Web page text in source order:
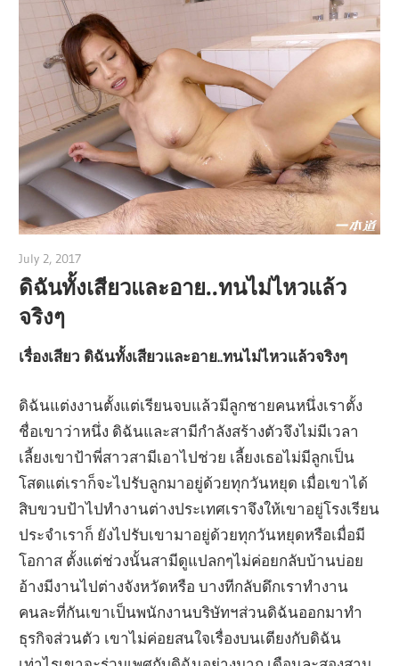
July 2, 2017
ดิฉันทั้งเสียวและอาย..ทนไม่ไหวแล้ว
จริงๆ
เรื่องเสียว ดิฉันทั้งเสียวและอาย..ทนไม่ไหวแล้วจริงๆ
ดิฉันแต่งงานตั้งแต่เรียนจบแล้วมีลูกชายคนหนึ่งเราตั้ง
ชื่อเขาว่าหนึ่ง ดิฉันและสามีกำลังสร้างตัวจึงไม่มีเวลา
เลี้ยงเขาป้าพี่สาวสามีเอาไปช่วย เลี้ยงเธอไม่มีลูกเป็น
โสดแต่เราก็จะไปรับลูกมาอยู่ด้วยทุกวันหยุด เมื่อเขาได้
สิบขวบป้าไปทำงานต่างประเทศเราจึงให้เขาอยู่โรงเรียน
ประจำเราก็ ยังไปรับเขามาอยู่ด้วยทุกวันหยุดหรือเมื่อมี
โอกาส ตั้งแต่ช่วงนั้นสามีดูแปลกๆไม่ค่อยกลับบ้านบ่อย
อ้างมีงานไปต่างจังหวัดหรือ บางทีกลับดึกเราทำงาน
คนละที่กันเขาเป็นพนักงานบริษัทฯส่วนดิฉันออกมาทำ
ธุรกิจส่วนตัว เขาไม่ค่อยสนใจเรื่องบนเตียงกับดิฉัน